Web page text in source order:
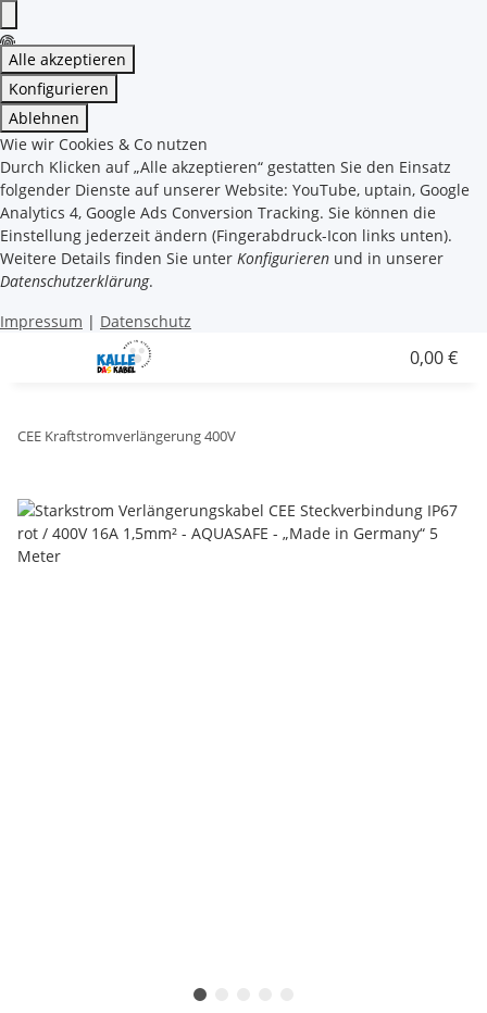
Alle akzeptieren
Konfigurieren
Ablehnen
Wie wir Cookies & Co nutzen
Durch Klicken auf „Alle akzeptieren“ gestatten Sie den Einsatz
folgender Dienste auf unserer Website: YouTube, uptain, Google
Analytics 4, Google Ads Conversion Tracking. Sie können die
Einstellung jederzeit ändern (Fingerabdruck-Icon links unten).
Weitere Details finden Sie unter Konfigurieren und in unserer
Datenschutzerklärung.
Impressum | Datenschutz
0,00 €
CEE Kraftstromverlängerung 400V